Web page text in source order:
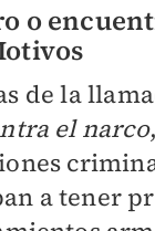
o
de la
el narco
a tener